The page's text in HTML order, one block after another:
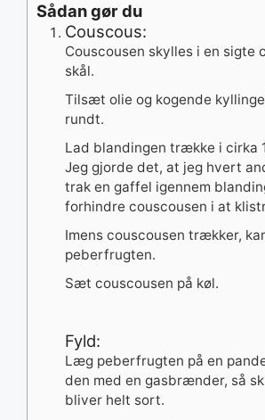
Sådan gør du
Couscous:
Couscousen skylles i en sigte
skål.
Tilsæt olie og kogende
rundt.
Lad blandingen trække i cirka
Jeg gjorde det, at jeg hvert
trak en gaffel igennem
forhindre couscousen i at
Imens couscousen trækker,
peberfrugten.
Sæt couscousen på køl.
Fyld:
Læg peberfrugten på en
den med en gasbrænder, så
bliver helt sort.